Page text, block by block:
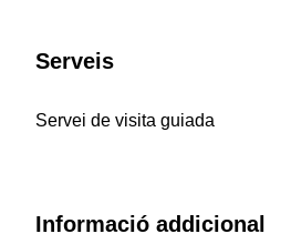
Serveis
Servei de visita guiada
Informació addicional